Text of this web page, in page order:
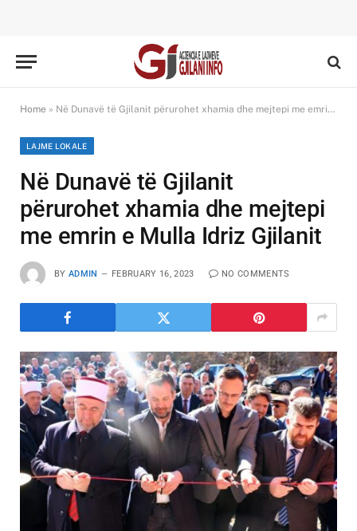
Home » Në Dunavë të Gjilanit përurohet xhamia dhe mejtepi me emrin e Mulla Idriz Gjilanit
LAJME LOKALE
Në Dunavë të Gjilanit
përurohet xhamia dhe mejtepi
me emrin e Mulla Idriz Gjilanit
BY ADMIN FEBRUARY 16, 2023 NO COMMENTS